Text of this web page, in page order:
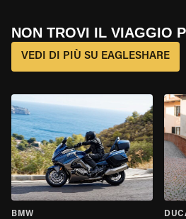
NON TROVI IL VIAGGIO
VEDI DI PIÙ SU EAGLESHARE
BMW